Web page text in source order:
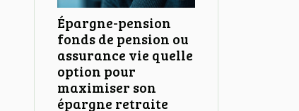
Épargne-pension
fonds de pension ou
assurance vie quelle
option pour
maximiser son
épargne retraite